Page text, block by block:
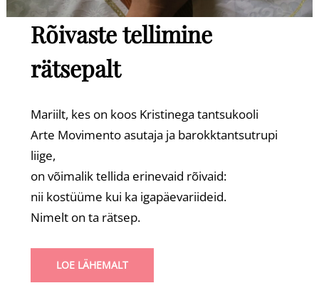
Rõivaste tellimine
rätsepalt
Mariilt, kes on koos Kristinega tantsukooli
Arte Movimento asutaja ja barokktantsutrupi
liige,
on võimalik tellida erinevaid rõivaid:
nii kostüüme kui ka igapäevariideid.
Nimelt on ta rätsep.
LOE LÄHEMALT